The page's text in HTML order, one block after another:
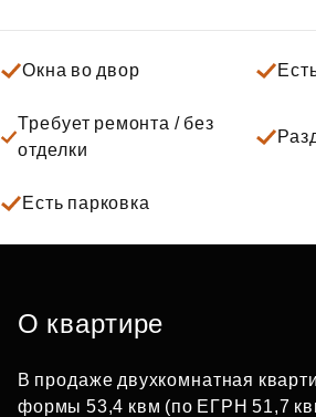
Окна во двор
Требует ремонта / без
отделки
Есть парковка
О квартире
В продаже двухкомнатная
формы 53,4 квм (по ЕГРН 51,7